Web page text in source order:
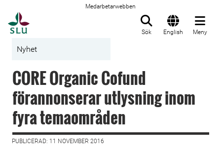
Medarbetarwebben
Sök English Meny
Nyhet
CORE Organic Cofund
förannonserar utlysning inom
fyra temaområden
PUBLICERAD: 11 NOVEMBER 2016